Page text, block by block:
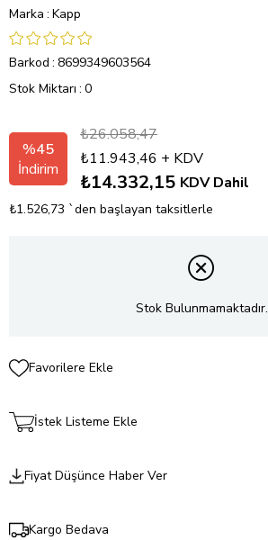
Marka : Kapp
Barkod : 8699349603564
Stok Miktarı : 0
%45
İndirim
₺26.058,47
₺11.943,46 + KDV
KDV Dahil
₺14.332,15
₺1.526,73 `den başlayan taksitlerle
Stok Bulunmamaktadır.
Favorilere Ekle
İstek Listeme Ekle
Fiyat Düşünce Haber Ver
Kargo Bedava